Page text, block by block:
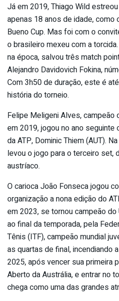
Já em 2019, Thiago Wild
apenas 18 anos de idade, como
Bueno Cup. Mas foi com o
o brasileiro mexeu com a
na época, salvou três match
Alejandro Davidovich Fokina,
Com 3h50 de duração, este é
história do torneio.
Felipe Meligeni Alves, campeão
em 2019, jogou no ano seguinte
da ATP, Dominic Thiem (AUT).
levou o jogo para o terceiro set,
austríaco.
O carioca João Fonseca jogou
organização a nona edição do
em 2023, se tornou campeão
ao final da temporada, pela
Tênis (ITF), campeão mundial
as quartas de final, incendiando
2025, após vencer sua primeira
Aberto da Austrália, e entrar no
chega como uma das grandes